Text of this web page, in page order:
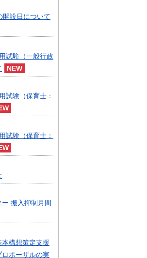
設日について
試験（一般行政
試験（保育士：
試験（保育士：
搬入抑制月間
本構想策定支援
ポーザルの実